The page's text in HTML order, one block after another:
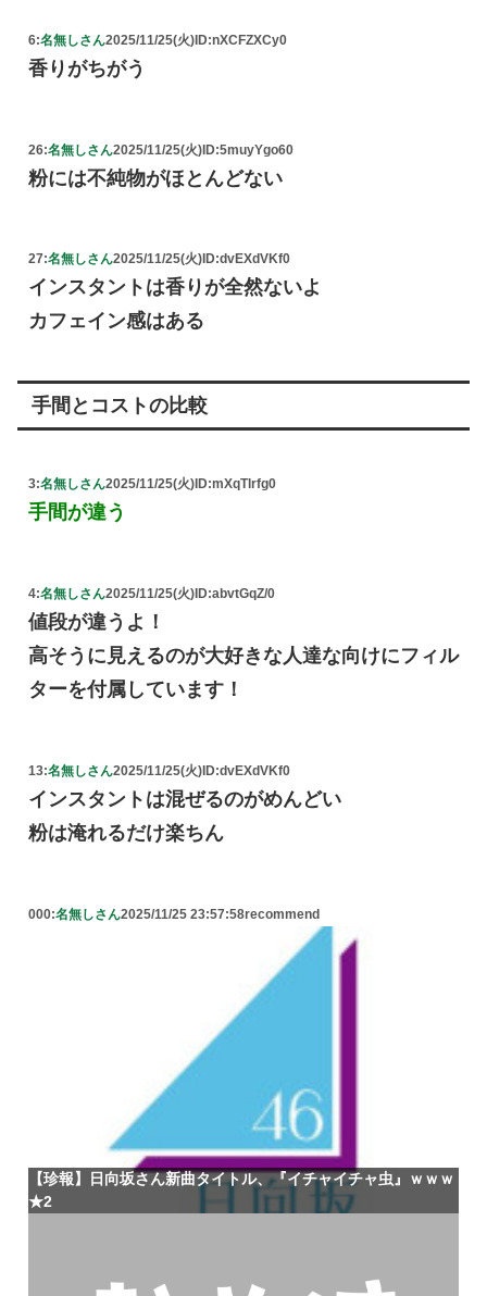
6:名無しさん2025/11/25(火)ID:nXCFZXCy0
香りがちがう
26:名無しさん2025/11/25(火)ID:5muyYgo60
粉には不純物がほとんどない
27:名無しさん2025/11/25(火) ID:dvEXdVKf0
インスタントは香りが全然ないよ
カフェイン感はある
手間とコストの比較
3:名無しさん2025/11/25(火) ID:mXqTlrfg0
手間が違う
4:名無しさん2025/11/25(火) ID:abvtGqZ/0
値段が違うよ！
高そうに見えるのが大好きな人達な向けにフィル
ターを付属しています！
13:名無しさん2025/11/25(火) ID:dvEXdVKf0
インスタントは混ぜるのがめんどい
粉は淹れるだけ楽ちん
000:名無しさん2025/11/25 23:57:58recommend
【珍報】日向坂さん新曲タイトル、『イチャイチャ虫』ｗｗｗ
★2